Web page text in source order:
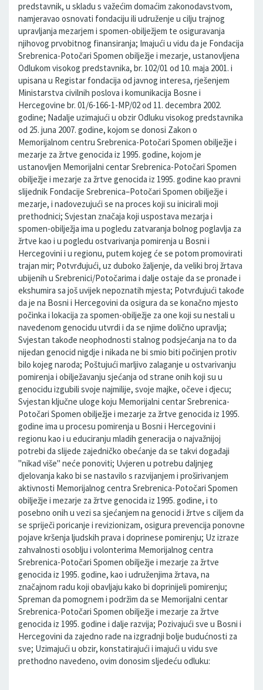
predstavnik, u skladu s važećim domaćim zakonodavstvom,
namjeravao osnovati fondaciju ili udruženje u cilju trajnog
upravljanja mezarjem i spomen-obilježjem te osiguravanja
njihovog prvobitnog finansiranja; Imajući u vidu da je Fondacija
Srebrenica-Potočari Spomen obilježje i mezarje, ustanovljena
Odlukom visokog predstavnika, br. 102/01 od 10. maja 2001. i
upisana u Registar fondacija od javnog interesa, rješenjem
Ministarstva civilnih poslova i komunikacija Bosne i
Hercegovine br. 01/6-166-1-MP/02 od 11. decembra 2002.
godine; Nadalje uzimajući u obzir Odluku visokog predstavnika
od 25. juna 2007. godine, kojom se donosi Zakon o
Memorijalnom centru Srebrenica-Potočari Spomen obilježje i
mezarje za žrtve genocida iz 1995. godine, kojom je
ustanovljen Memorijalni centar Srebrenica-Potočari Spomen
obilježje i mezarje za žrtve genocida iz 1995. godine kao pravni
slijednik Fondacije Srebrenica–Potočari Spomen obilježje i
mezarje, i nadovezujući se na proces koji su inicirali moji
prethodnici; Svjestan značaja koji uspostava mezarja i
spomen-obilježja ima u pogledu zatvaranja bolnog poglavlja za
žrtve kao i u pogledu ostvarivanja pomirenja u Bosni i
Hercegovini i u regionu, putem kojeg će se potom promovirati
trajan mir; Potvrđujući, uz duboko žaljenje, da veliki broj žrtava
ubijenih u Srebrenici/Potočarima i dalje ostaje da se pronađe i
ekshumira sa još uvijek nepoznatih mjesta; Potvrđujući takođe
da je na Bosni i Hercegovini da osigura da se konačno mjesto
počinka i lokacija za spomen-obilježje za one koji su nestali u
navedenom genocidu utvrdi i da se njime dolično upravlja;
Svjestan takođe neophodnosti stalnog podsjećanja na to da
nijedan genocid nigdje i nikada ne bi smio biti počinjen protiv
bilo kojeg naroda; Poštujući marljivo zalaganje u ostvarivanju
pomirenja i obilježavanju sjećanja od strane onih koji su u
genocidu izgubili svoje najmilije, svoje majke, očeve i djecu;
Svjestan ključne uloge koju Memorijalni centar Srebrenica-
Potočari Spomen obilježje i mezarje za žrtve genocida iz 1995.
godine ima u procesu pomirenja u Bosni i Hercegovini i
regionu kao i u educiranju mladih generacija o najvažnijoj
potrebi da slijede zajedničko obećanje da se takvi događaji
"nikad više" neće ponoviti; Uvjeren u potrebu daljnjeg
djelovanja kako bi se nastavilo s razvijanjem i proširivanjem
aktivnosti Memorijalnog centra Srebrenica-Potočari Spomen
obilježje i mezarje za žrtve genocida iz 1995. godine, i to
posebno onih u vezi sa sjećanjem na genocid i žrtve s ciljem da
se spriječi poricanje i revizionizam, osigura prevencija ponovne
pojave kršenja ljudskih prava i doprinese pomirenju; Uz izraze
zahvalnosti osoblju i volonterima Memorijalnog centra
Srebrenica-Potočari Spomen obilježje i mezarje za žrtve
genocida iz 1995. godine, kao i udruženjima žrtava, na
značajnom radu koji obavljaju kako bi doprinijeli pomirenju;
Spreman da pomognem i podržim da se Memorijalni centar
Srebrenica-Potočari Spomen obilježje i mezarje za žrtve
genocida iz 1995. godine i dalje razvija; Pozivajući sve u Bosni i
Hercegovini da zajedno rade na izgradnji bolje budućnosti za
sve; Uzimajući u obzir, konstatirajući i imajući u vidu sve
prethodno navedeno, ovim donosim sljedeću odluku: